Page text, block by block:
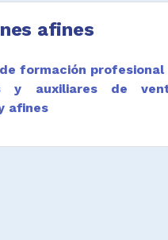
afines
formación profesional
y auxiliares de
afines